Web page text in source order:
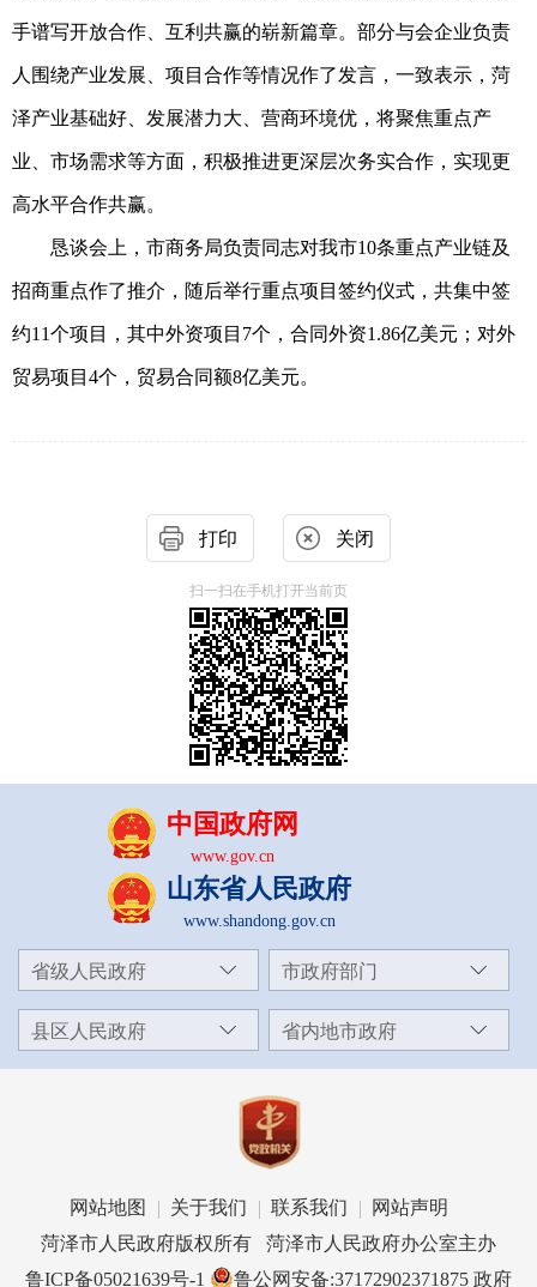
手谱写开放合作、互利共赢的崭新篇章。部分与会企业负责
人围绕产业发展、项目合作等情况作了发言，一致表示，菏
泽产业基础好、发展潜力大、营商环境优，将聚焦重点产
业、市场需求等方面，积极推进更深层次务实合作，实现更
高水平合作共赢。
恳谈会上，市商务局负责同志对我市10条重点产业链及
招商重点作了推介，随后举行重点项目签约仪式，共集中签
约11个项目，其中外资项目7个，合同外资1.86亿美元；对外
贸易项目4个，贸易合同额8亿美元。
打印 关闭
扫一扫在手机打开当前页
中国政府网
www.gov.cn
山东省人民政府
www.shandong.gov.cn
省级人民政府 市政府部门
县区人民政府 省内地市政府
网站地图 关于我们 联系我们
网站声明
菏泽市人民政府版权所有 菏泽市人民政府办公室主办
鲁ICP备05021639号-1
鲁公网安备:37172902371875 政府